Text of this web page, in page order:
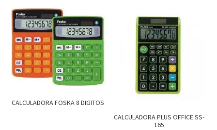
era:
$649.
es:
$552.
$1,090.
$926.
CALCULADORA FOSKA 8 DIGITOS
CALCULADORA PLUS OFFICE SS-
165